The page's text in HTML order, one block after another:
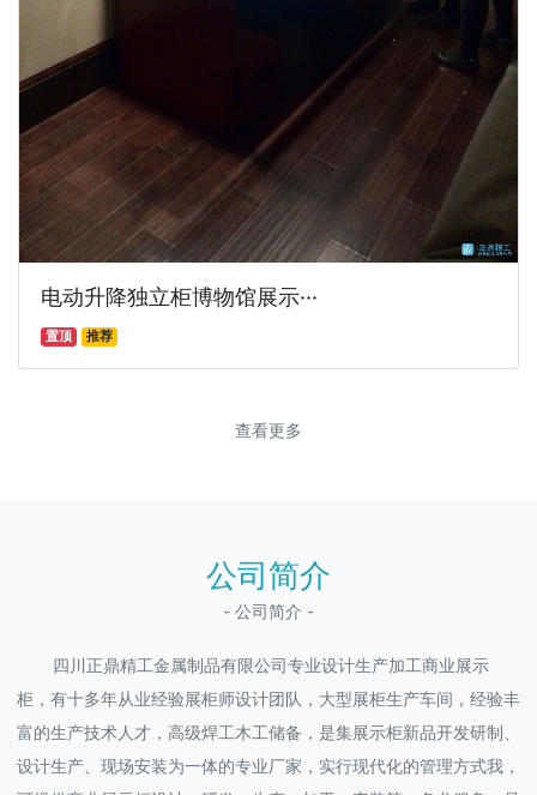
电动升降独立柜博物馆展示···
置顶 推荐
查看更多
公司简介
- 公司简介 -
四川正鼎精工金属制品有限公司专业设计生产加工商业展示
柜，有十多年从业经验展柜师设计团队，大型展柜生产车间，经验丰
富的生产技术人才，高级焊工木工储备，是集展示柜新品开发研制、
设计生产、现场安装为一体的专业厂家，实行现代化的管理方式我，